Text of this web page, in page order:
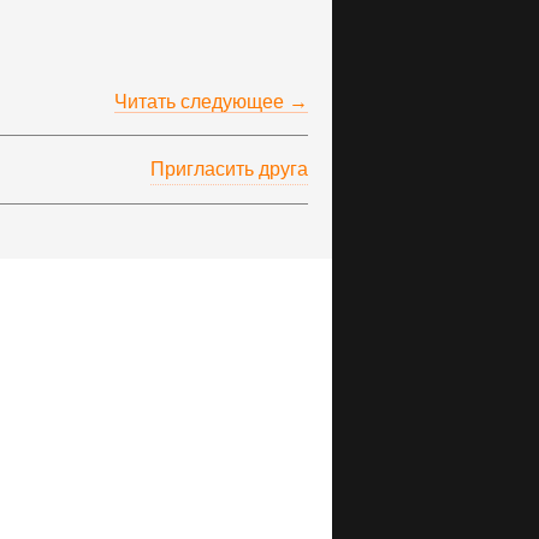
Читать следующее →
Пригласить друга